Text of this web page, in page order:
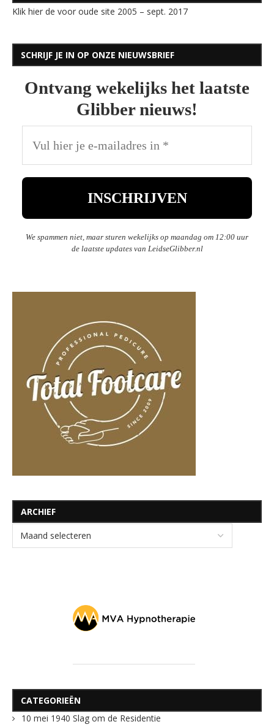
Klik hier de voor oude site 2005 – sept. 2017
SCHRIJF JE IN OP ONZE NIEUWSBRIEF
Ontvang wekelijks het laatste
Glibber nieuws!
We spammen niet, maar sturen wekelijks op maandag om 12:00 uur
de laatste updates van LeidseGlibber.nl
ARCHIEF
CATEGORIEËN
10 mei 1940 Slag om de Residentie